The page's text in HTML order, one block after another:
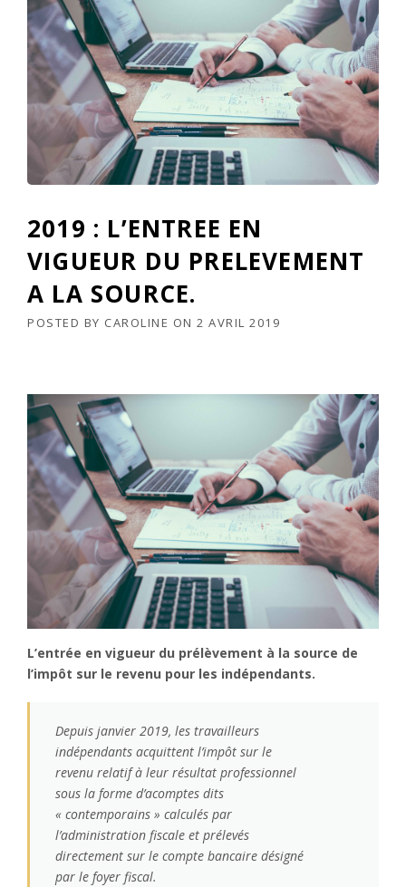
2019 : L’ENTREE EN
VIGUEUR DU PRELEVEMENT
A LA SOURCE.
POSTED BY CAROLINE ON 2 AVRIL 2019
L’entrée en vigueur du prélèvement à la source de
l’impôt sur le revenu pour les indépendants.
Depuis janvier 2019, les travailleurs
indépendants acquittent l’impôt sur le
revenu relatif à leur résultat professionnel
sous la forme d’acomptes dits
« contemporains » calculés par
l’administration fiscale et prélevés
directement sur le compte bancaire désigné
par le foyer fiscal.